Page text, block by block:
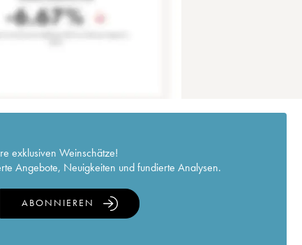
exklusiven Weinschätze!
Angebote, Neuigkeiten und fundierte Analysen.
ABONNIEREN